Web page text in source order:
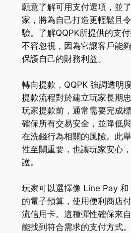
願意了解可用支付選項，並
家，將為自己打造更輕鬆且
驗。了解QQPK所提供的支
不容忽視，因為它讓客戶能
保護自己的財務利益。
轉向提款，QQPK 強調透明
提款流程對於建立玩家長期
玩家提款前，通常需要完成
確保所有交易安全，並降低
在洗錢行為相關的風險。此
性至關重要，也讓玩家安心
護。
玩家可以選擇像 Line Pay
的電子預算，使用便利商店
流信用卡。這種彈性確保來
能找到符合需求的支付方式。